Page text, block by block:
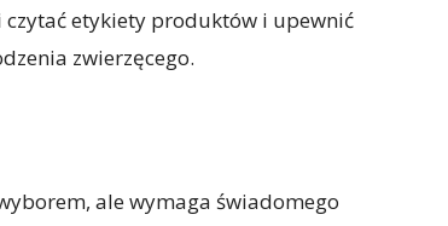
etykiety produktów i upewnić
zwierzęcego.
ale wymaga świadomego